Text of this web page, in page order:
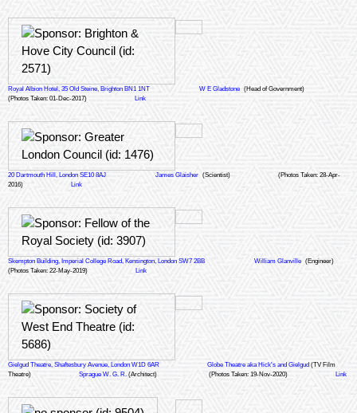
Royal Albion Hotel, 35 Old Steine, Brighton BN1 1NT W E Gladstone (Head of Government)
(Photos Taken: 01-Dec-2017)
Link
20 Dartmouth Hill, London SE10 8AJ James Glaisher (Scientist)
(Photos Taken: 28-Apr-
2016)
Link
Skempton Building, Imperial College Road, Kensington, London SW7 2BB William Glanville (Engineer)
(Photos Taken: 22-May-2019)
Link
Gielgud Theatre, Shaftesbury Avenue, London W1D 6AR Globe Theatre aka Hick's and Gielgud (TV Film
Theatre)
Sprague W. G. R. (Architect) (Photos Taken: 19-Nov-2020) Link